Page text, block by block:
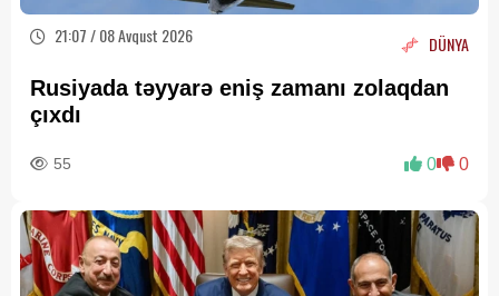
21:07 / 08 Avqust 2026 DÜNYA
Rusiyada təyyarə eniş zamanı zolaqdan
çıxdı
55 0 0